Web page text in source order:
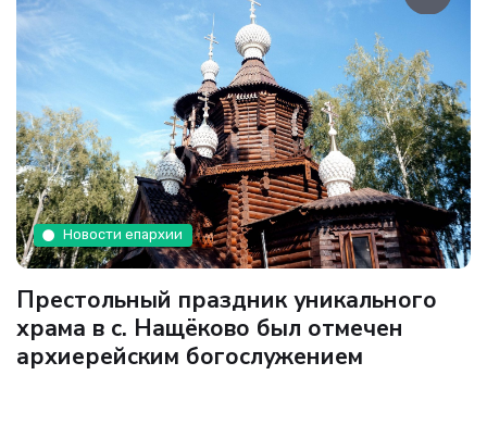
Новости епархии
Престольный праздник уникального
храма в с. Нащёково был отмечен
архиерейским богослужением